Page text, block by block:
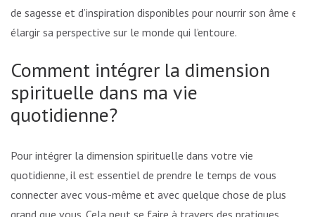
de sagesse et d’inspiration disponibles pour nourrir son âme et
élargir sa perspective sur le monde qui l’entoure.
Comment intégrer la dimension
spirituelle dans ma vie
quotidienne?
Pour intégrer la dimension spirituelle dans votre vie
quotidienne, il est essentiel de prendre le temps de vous
connecter avec vous-même et avec quelque chose de plus